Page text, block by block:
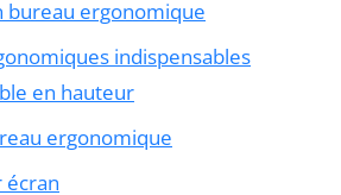
bureau ergonomique
indispensables
en hauteur
ergonomique
écran